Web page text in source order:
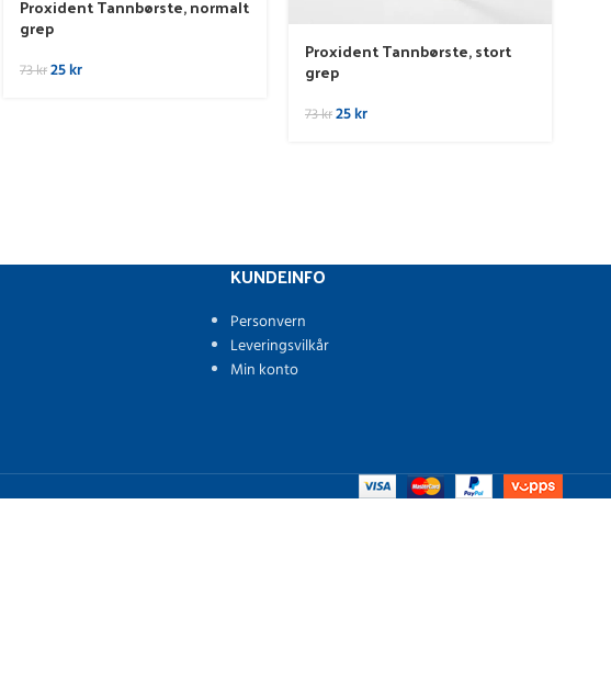
Proxident Tannbørste, normalt
grep
73kr25kr
Proxident Tannbørste, stort
grep
73kr25kr
KUNDEINFO
Personvern
Leveringsvilkår
Min konto